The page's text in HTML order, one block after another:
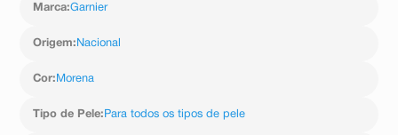
Marca:Garnier
Origem: Nacional
Cor: Morena
Tipo de Pele: Para todos os tipos de pele